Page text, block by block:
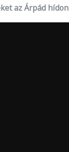
az Árpád hídon